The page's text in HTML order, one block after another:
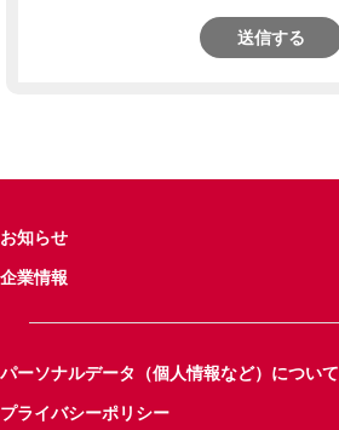
送信する
お知らせ
企業情報
パーソナルデータ（個人情報など）について
プライバシーポリシー